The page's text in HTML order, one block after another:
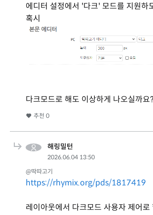
에디터 설정에서 '다크' 모드를 지원하
혹시
다크모드로 해도 이상하게 나오실까요
추천 0
해링밀턴
2026.06.04 13:50
@딱따고기
https://rhymix.org/pds/1817419
레이아웃에서 다크모드 사용자 제어로